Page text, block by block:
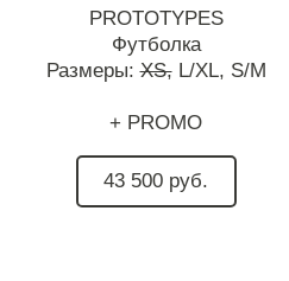
PROTOTYPES
Футболка
Размеры:XS, L/XL, S/M
+ PROMO
43 500 руб.